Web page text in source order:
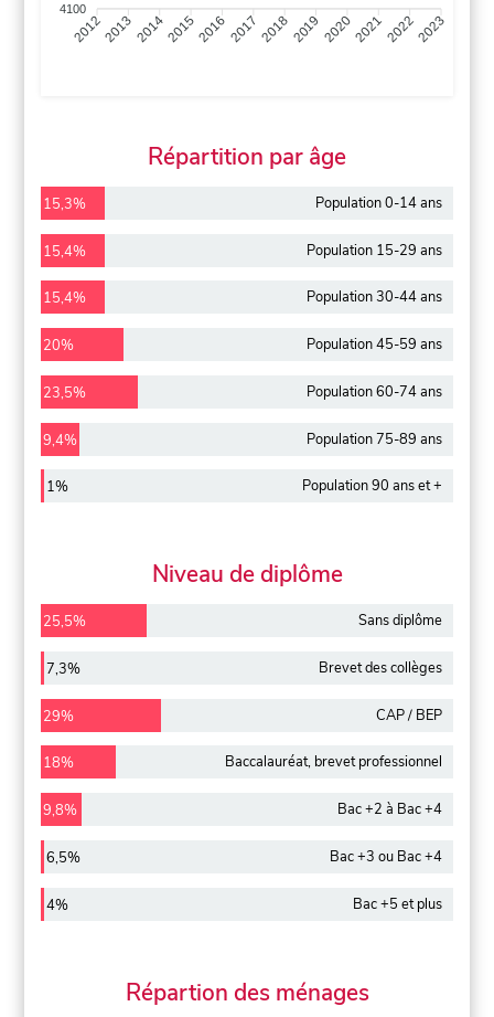
4100
201220132014201520162017 20182019 2020202120222023
Répartition par âge
15,3% Population 0-14 ans
15,4% Population 15-29 ans
15,4% Population 30-44 ans
20% Population 45-59 ans
23,5% Population 60-74 ans
9,4% Population 75-89 ans
1% Population 90 ans et +
Niveau de diplôme
25,5% Sans diplôme
7,3% Brevet des collèges
29% CAP / BEP
18% Baccalauréat, brevet professionnel
9,8% Bac +2 à Bac +4
6,5% Bac +3 ou Bac +4
4% Bac +5 et plus
Répartion des ménages